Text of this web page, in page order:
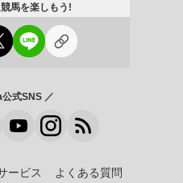
馬を楽しもう!
式SNS ／
ービス よくある質問